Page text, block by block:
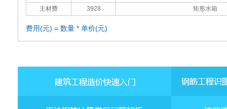
主材费
3928 矩形水箱
费用(元) = 数量 * 单价(元)